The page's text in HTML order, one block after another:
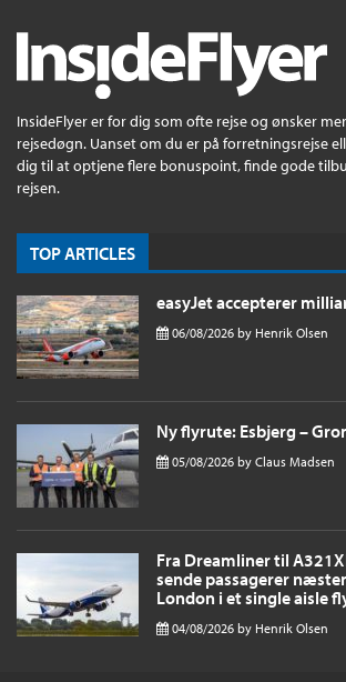
InsideFlyer er for dig som ofte rejse og ønsker
rejsedøgn. Uanset om du er på forretningsrejse
dig til at optjene flere bonuspoint, finde gode
rejsen.
TOP ARTICLES
easyJet accepterer
06/08/2026 by Henrik Olsen
Ny flyrute: Esbjerg –
05/08/2026 by Claus Madsen
Fra Dreamliner til
sende passagerer
London i et single aisle
04/08/2026 by Henrik Olsen